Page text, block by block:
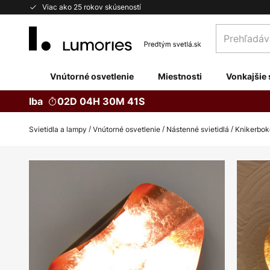
Viac ako 25 rokov skúseností
Skip
obchod
Vnútorné osvetlenie Miestnosti Vonkajšie
Iba 02D 04H 30M 40S
Svietidla a lampy Vnútorné osvetlenie Nástenné svietidlá